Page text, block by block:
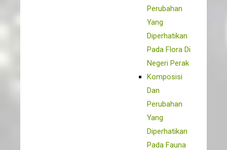
Perubahan
Yang
Diperhatikan
Pada Flora Di
Negeri Perak
Komposisi
Dan
Perubahan
Yang
Diperhatikan
Pada Fauna